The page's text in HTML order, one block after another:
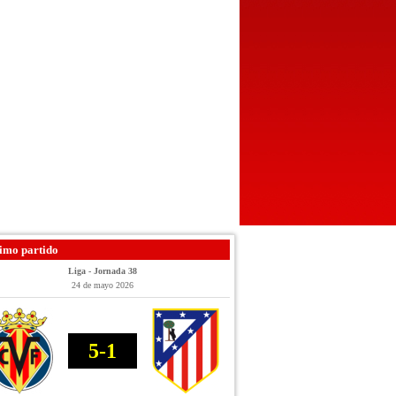
partido
Liga - Jornada 38
24 de mayo 2026
5-1